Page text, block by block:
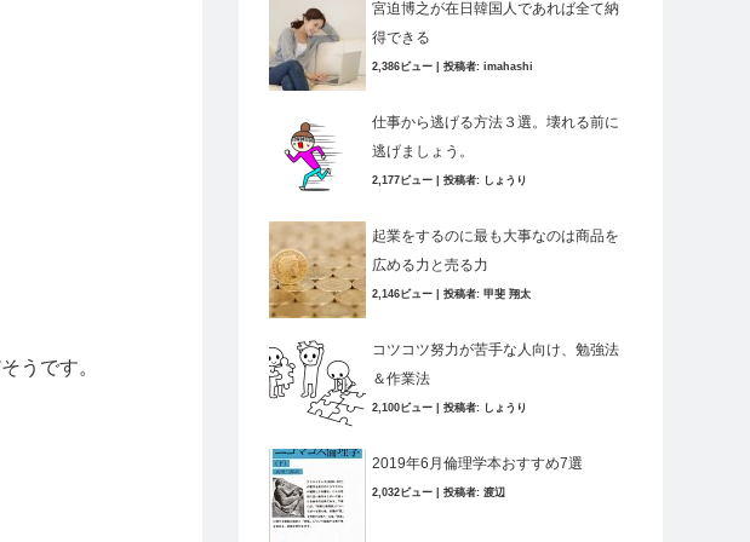
うです。
宮迫博之が在日韓国人であれば全て納
得できる
2,386ビュー 投稿者: imahashi
仕事から逃げる方法３選。壊れる前に
逃げましょう。
2,177ビュー 投稿者: しょうり
起業をするのに最も大事なのは商品を
広める力と売る力
2,146ビュー 投稿者: 甲斐 翔太
コツコツ努力が苦手な人向け、勉強法
＆作業法
2,100ビュー 投稿者: しょうり
2019年6月倫理学本おすすめ7選
2,032ビュー 投稿者: 渡辺